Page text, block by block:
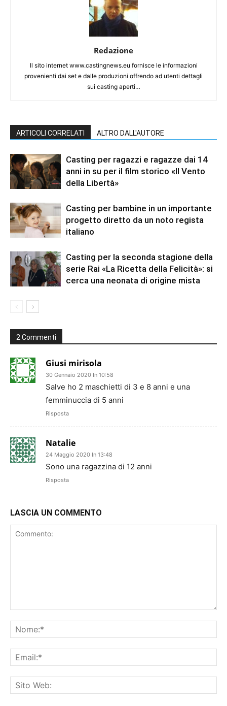
Redazione
Il sito internet www.castingnews.eu fornisce le informazioni
provenienti dai set e dalle produzioni offrendo ad utenti dettagli
sui casting aperti…
ARTICOLI CORRELATI ALTRO DALL'AUTORE
Casting per ragazzi e ragazze dai 14
anni in su per il film storico «Il Vento
della Libertà»
Casting per bambine in un importante
progetto diretto da un noto regista
italiano
Casting per la seconda stagione della
serie Rai «La Ricetta della Felicità»: si
cerca una neonata di origine mista
2 Commenti
Giusi mirisola
30 Gennaio 2020 In 10:58
Salve ho 2 maschietti di 3 e 8 anni e una
femminuccia di 5 anni
Risposta
Natalie
24 Maggio 2020 In 13:48
Sono una ragazzina di 12 anni
Risposta
LASCIA UN COMMENTO